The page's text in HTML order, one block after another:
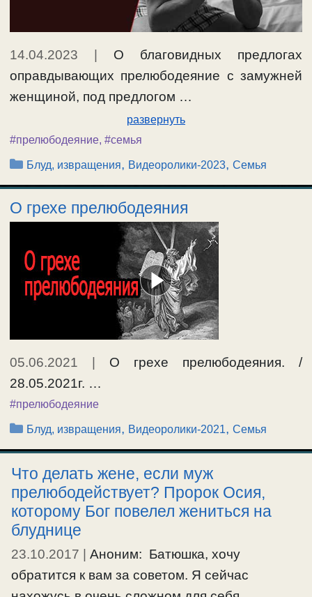
14.04.2023
О благовидных предлогах
оправдывающих прелюбодеяние с замужней
женщиной, под предлогом …
развернуть
#прелюбодеяние, #семья
Рубрики
Блуд, извращения, Видеоролики-2023,Семья
О грехе прелюбодеяния
05.06.2021
О грехе прелюбодеяния. /
28.05.2021г. …
#прелюбодеяние
Рубрики
Блуд, извращения, Видеоролики-2021,Семья
Что делать жене, если муж
прелюбодействует? Пророк Осия,
которому Бог повелел жениться на
блуднице
23.10.2017
Аноним: Батюшка, хочу
обратится к вам за советом. Я сейчас